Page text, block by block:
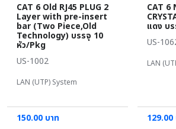
CAT 6 Old RJ45 PLUG 2
Layer with pre-insert
bar (Two Piece,Old
Technology) บรรจุ 10
หัว/Pkg
US-1002
LAN (UTP) System
150.00 บาท
CAT 6
แดง บ
US-
LAN
129.00